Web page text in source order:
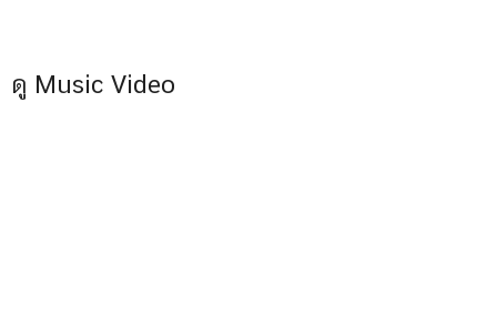
ดู Music Video